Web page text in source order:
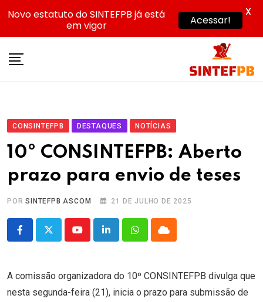
CONSINTEFPB DESTAQUES NOTÍCIAS
10º CONSINTEFPB: Aberto
prazo para envio de teses
PORSINTEFPB ASCOM 21 DE JULHO DE 2025
YoutubeLinkedInWhatsappCloud
A comissão organizadora do 10º CONSINTEFPB divulga que
nesta segunda-feira (21), inicia o prazo para submissão de
Novo estatuto do SINTEFPB já está
em vigor
Acessar!
X